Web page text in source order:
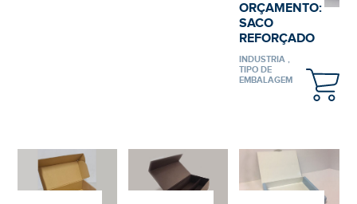
ORÇAMENTO:
SACO
REFORÇADO
INDUSTRIA ,
TIPO DE
EMBALAGEM